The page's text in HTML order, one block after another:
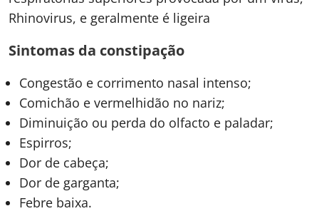
Rhinovirus, e geralmente é ligeira
Sintomas da constipação
Congestão e corrimento nasal intenso;
Comichão e vermelhidão no nariz;
Diminuição ou perda do olfacto e paladar;
Espirros;
Dor de cabeça;
Dor de garganta;
Febre baixa.